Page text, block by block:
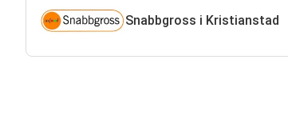
Snabbgross i Kristianstad